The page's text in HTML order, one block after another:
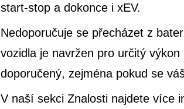
start-stop a dokonce i xEV.
Nedoporučuje se přecházet z
vozidla je navržen pro určitý
doporučený, zejména pokud se
V naší sekci Znalosti najdete více